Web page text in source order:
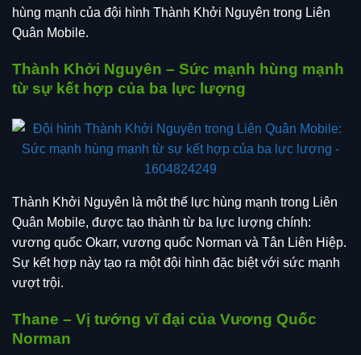
hùng mạnh của đội hình Thành Khởi Nguyên trong Liên
Quân Mobile.
Thành Khởi Nguyên – Sức mạnh hùng mạnh
từ sự kết hợp của ba lực lượng
Thành Khởi Nguyên là một thế lực hùng mạnh trong Liên
Quân Mobile, được tạo thành từ ba lực lượng chính:
vương quốc Okarr, vương quốc Norman và Tân Liên Hiệp.
Sự kết hợp này tạo ra một đội hình đặc biệt với sức mạnh
vượt trội.
Thane – Vị tướng vĩ đại của Vương Quốc
Norman